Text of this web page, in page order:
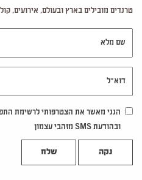
טרנדים מובילים בארץ ובעולם, אירועים,
הנני מאשר את הצטרפותי לרשימת
ובהודעת SMS מזהבי עצמון
נקה